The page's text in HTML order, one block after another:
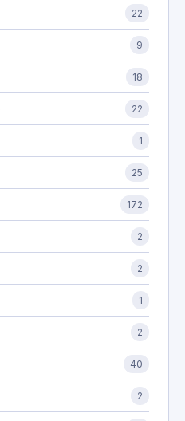
22
9
18
22
1
25
172
2
2
1
2
40
2